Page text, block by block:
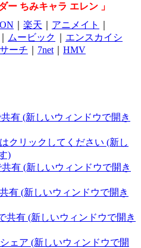
ー ちみキャラ エレン 」
楽天 アニメイト
ムービック
エンスカイシ
ーチ 7net HMV
有 (新しいウィンドウで開き
クリックしてください (新し
)
有 (新しいウィンドウで開き
有 (新しいウィンドウで開き
共有 (新しいウィンドウで開き
ェア (新しいウィンドウで開